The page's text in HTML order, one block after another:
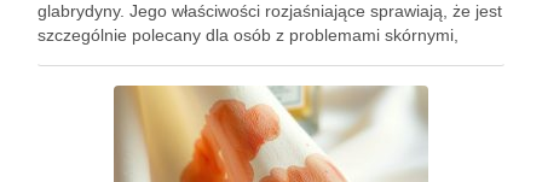
glabrydyny. Jego właściwości rozjaśniające sprawiają, że jest
szczególnie polecany dla osób z problemami skórnymi,
zrozumieć, kiedy i jak najlepiej włączyć go do …